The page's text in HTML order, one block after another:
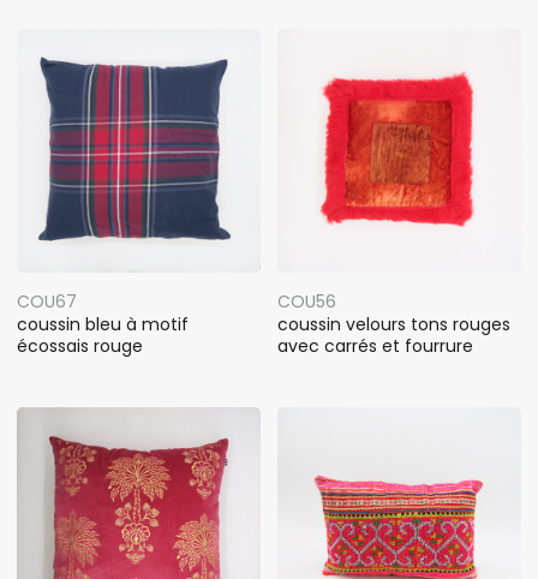
COU67
coussin bleu à motif
écossais rouge
COU56
coussin velours tons rouges
avec carrés et fourrure